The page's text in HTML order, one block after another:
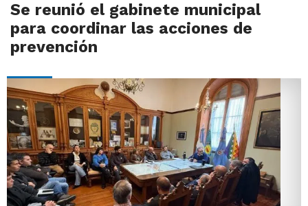
Se reunió el gabinete municipal
para coordinar las acciones de
prevención